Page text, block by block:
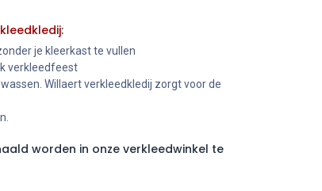
:
je kleerkast te vullen
verkleedfeest
Willaert verkleedkledij zorgt voor de
worden in onze verkleedwinkel te